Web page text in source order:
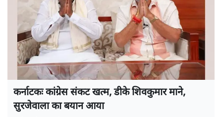
कर्नाटकः कांग्रेस संकट खत्म, डीके शिवकुमार माने,
सुरजेवाला का बयान आया